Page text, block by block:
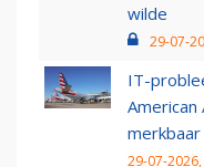
wilde
29-07-
IT-
American
merkbaar
29-07-2026,